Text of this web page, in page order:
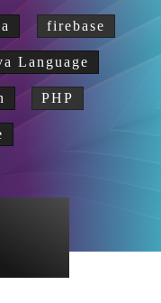
firebase
Language
PHP